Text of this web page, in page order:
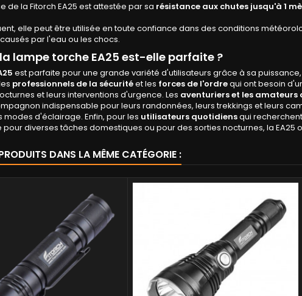
de la Fitorch EA25 est attestée par sa résistance aux chutes jusqu'à 1
elle peut être utilisée en toute confiance dans des conditions
par l'eau ou les chocs.
lampe torche EA25 est-elle parfaite ?
est parfaite pour une grande variété d'utilisateurs grâce à sa
professionnels de la sécuritéet les forces de l'ordrequi ont besoin
et leurs interventions d'urgence. Les aventuriers et les amateurs
indispensable pour leurs randonnées, leurs trekkings et leurs
modes d'éclairage. Enfin, pour les utilisateurs quotidiensqui
diverses tâches domestiques ou pour des sorties nocturnes, la EA25
DANS LA MÊME CATÉGORIE :